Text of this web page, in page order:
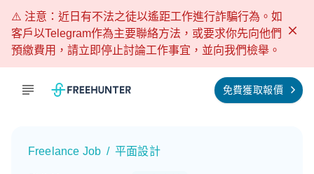
⚠️ 注意：近日有不法之徒以遙距工作進行詐騙行為。如
客戶以Telegram作為主要聯絡方法，或要求你先向他們
預繳費用，請立即停止討論工作事宜，並向我們檢舉。
免費獲取報價
Freelance Job / 平面設計